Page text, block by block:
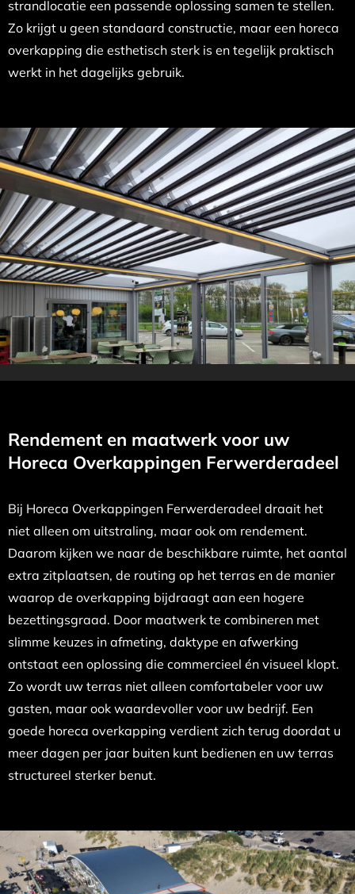
strandlocatie een passende oplossing samen te stellen.
Zo krijgt u geen standaard constructie, maar een horeca
overkapping die esthetisch sterk is en tegelijk praktisch
werkt in het dagelijks gebruik.
Rendement en maatwerk voor uw
Horeca Overkappingen Ferwerderadeel
Bij Horeca Overkappingen Ferwerderadeel draait het
niet alleen om uitstraling, maar ook om rendement.
Daarom kijken we naar de beschikbare ruimte, het aantal
extra zitplaatsen, de routing op het terras en de manier
waarop de overkapping bijdraagt aan een hogere
bezettingsgraad. Door maatwerk te combineren met
slimme keuzes in afmeting, daktype en afwerking
ontstaat een oplossing die commercieel én visueel klopt.
Zo wordt uw terras niet alleen comfortabeler voor uw
gasten, maar ook waardevoller voor uw bedrijf. Een
goede horeca overkapping verdient zich terug doordat u
meer dagen per jaar buiten kunt bedienen en uw terras
structureel sterker benut.